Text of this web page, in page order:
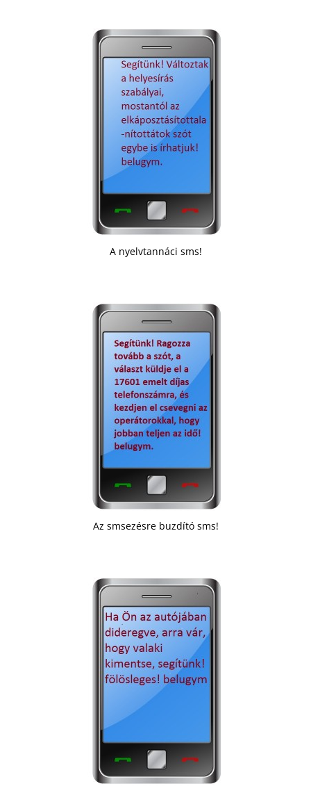
A nyelvtannáci sms!
Az smsezésre buzdító sms!